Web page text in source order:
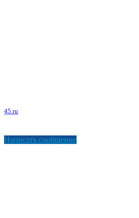
45.ru
Написать сообщение